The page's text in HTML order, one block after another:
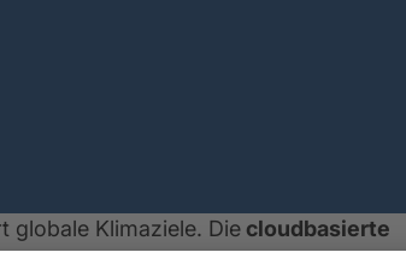
globale Klimaziele. Diecloudbasierte